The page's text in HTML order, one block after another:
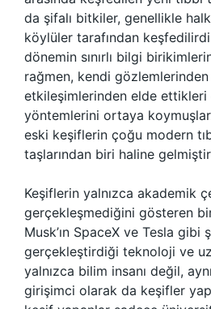
da şifalı bitkiler, genellikle
köylüler tarafından
dönemin sınırlı bilgi
rağmen, kendi
etkileşimlerinden elde
yöntemlerini ortaya
eski keşiflerin çoğu modern
taşlarından biri haline
Keşiflerin yalnızca akademik
gerçekleşmediğini gösteren
Musk’ın SpaceX ve Tesla gibi
gerçekleştirdiği teknoloji ve
yalnızca bilim insanı değil,
girişimci olarak da keşifler